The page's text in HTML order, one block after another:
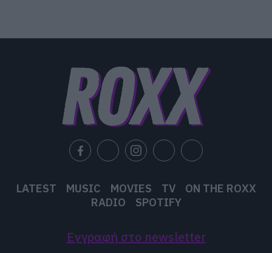
LATEST MUSIC MOVIES TV
ON THE ROXX
RADIO
SPOTIFY
Εγγραφή στο newsletter